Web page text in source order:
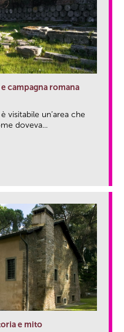
campagna romana
visitabile un’area che
doveva...
e mito